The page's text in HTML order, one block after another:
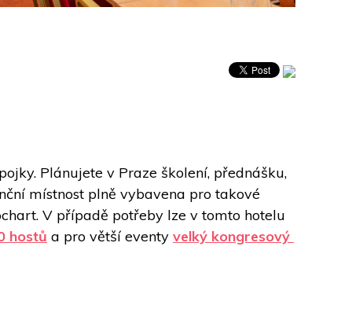
Plánujete v Praze školení, přednášku,
místnost plně vybavena pro takové
V případě potřeby lze v tomto hotelu
hostů a pro větší eventy velký kongresový